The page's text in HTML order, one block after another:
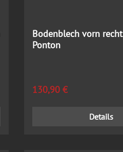
Bodenblech vorn
Ponton
Regulärer Preis:
130,90 €
Details